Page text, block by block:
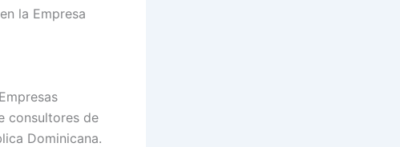
la Empresa
consultores de
Dominicana.